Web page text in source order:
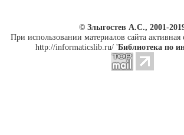
© Злыгостев А.С., 2001-
При использовании материалов сайта активная
http://informaticslib.ru/ 'Библиотека по